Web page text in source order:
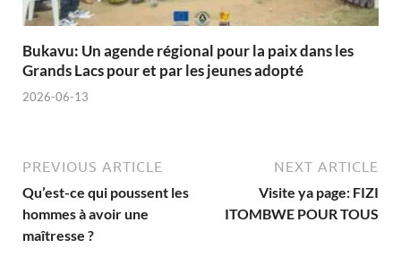
Bukavu: Un agende régional pour la paix dans les
Grands Lacs pour et par les jeunes adopté
2026-06-13
PREVIOUS ARTICLE
Qu’est-ce qui poussent les
hommes à avoir une
maîtresse ?
NEXT ARTICLE
Visite ya page: FIZI
ITOMBWE POUR TOUS